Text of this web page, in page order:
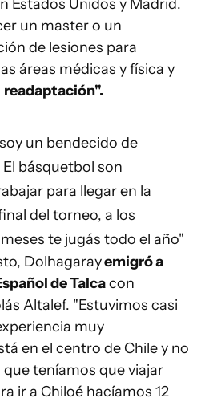
Estados Unidos y Madrid.
un master o un
de lesiones para
áreas médicas y física y
readaptación".
un bendecido de
básquetbol son
para llegar en la
del torneo, a los
te jugás todo el año"
Dolhagarayemigró a
de Talcacon
Altalef. "Estuvimos casi
muy
en el centro de Chile y no
teníamos que viajar
ir a Chiloé hacíamos 12